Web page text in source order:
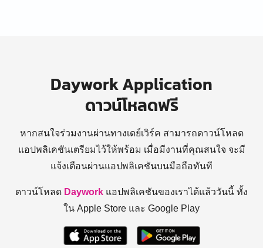
Daywork Application
ดาวน์โหลดฟรี
หากสนใจร่วมงานผ่านทางเดย์เวิร์ค สามารถดาวน์โหลด
แอปพลิเคชันเตรียมไว้ให้พร้อม เมื่อมีงานที่คุณสนใจ จะมี
แจ้งเตือนผ่านแอปพลิเคชันบนมือถือทันที
ดาวน์โหลด Daywork แอปพลิเคชันของเราได้แล้ววันนี้ ทั้ง
ใน Apple Store และ Google Play